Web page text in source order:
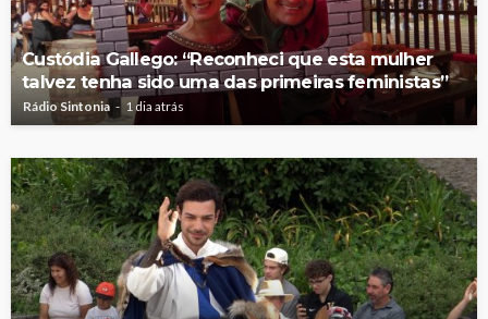
Custódia Gallego: “Reconheci que esta mulher
talvez tenha sido uma das primeiras feministas”
Rádio Sintonia 1 dia atrás